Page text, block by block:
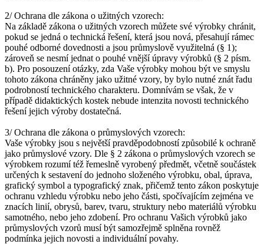
2/ Ochrana dle zákona o užitných vzorech:
Na základě zákona o užitných vzorech můžete své výrobky chránit,
pokud se jedná o technická řešení, která jsou nová, přesahují rámec
pouhé odborné dovednosti a jsou průmyslově využitelná (§ 1);
zároveň se nesmí jednat o pouhé vnější úpravy výrobků (§ 2 písm.
b). Pro posouzení otázky, zda Vaše výrobky mohou být ve smyslu
tohoto zákona chráněny jako užitné vzory, by bylo nutné znát řadu
podrobností technického charakteru. Domnívám se však, že v
případě didaktických kostek nebude intenzita novosti technického
řešení jejich výroby dostatečná.
3/ Ochrana dle zákona o průmyslových vzorech:
Vaše výrobky jsou s největší pravděpodobností způsobilé k ochraně
jako průmyslové vzory. Dle § 2 zákona o průmyslových vzorech se
výrobkem rozumí též řemeslně vyrobený předmět, včetně součástek
určených k sestavení do jednoho složeného výrobku, obal, úprava,
grafický symbol a typografický znak, přičemž tento zákon poskytuje
ochranu vzhledu výrobku nebo jeho části, spočívajícím zejména ve
znacích linií, obrysů, barev, tvaru, struktury nebo materiálů výrobku
samotného, nebo jeho zdobení. Pro ochranu Vašich výrobků jako
průmyslových vzorů musí být samozřejmě splněna rovněž
podmínka jejich novosti a individuální povahy.